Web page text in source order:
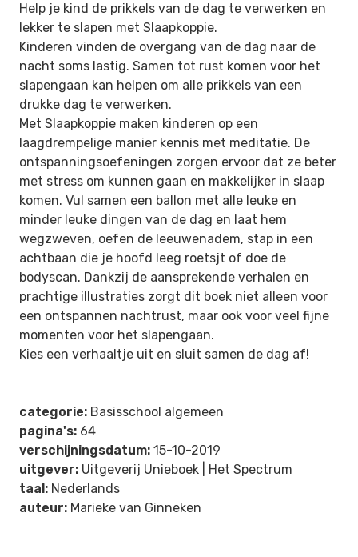
Help je kind de prikkels van de dag te verwerken en
lekker te slapen met Slaapkoppie.
Kinderen vinden de overgang van de dag naar de
nacht soms lastig. Samen tot rust komen voor het
slapengaan kan helpen om alle prikkels van een
drukke dag te verwerken.
Met Slaapkoppie maken kinderen op een
laagdrempelige manier kennis met meditatie. De
ontspanningsoefeningen zorgen ervoor dat ze beter
met stress om kunnen gaan en makkelijker in slaap
komen. Vul samen een ballon met alle leuke en
minder leuke dingen van de dag en laat hem
wegzweven, oefen de leeuwenadem, stap in een
achtbaan die je hoofd leeg roetsjt of doe de
bodyscan. Dankzij de aansprekende verhalen en
prachtige illustraties zorgt dit boek niet alleen voor
een ontspannen nachtrust, maar ook voor veel fijne
momenten voor het slapengaan.
Kies een verhaaltje uit en sluit samen de dag af!
categorie: Basisschool algemeen
pagina's: 64
verschijningsdatum: 15-10-2019
uitgever: Uitgeverij Unieboek | Het Spectrum
taal: Nederlands
auteur: Marieke van Ginneken